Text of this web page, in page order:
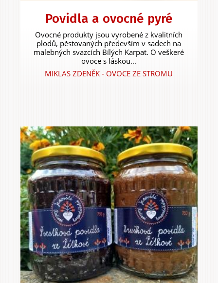
Povidla a ovocné pyré
Ovocné produkty jsou vyrobené z kvalitních
plodů, pěstovaných především v sadech na
malebných svazcích Bílých Karpat. O veškeré
ovoce s láskou...
MIKLAS ZDENĚK - OVOCE ZE STROMU